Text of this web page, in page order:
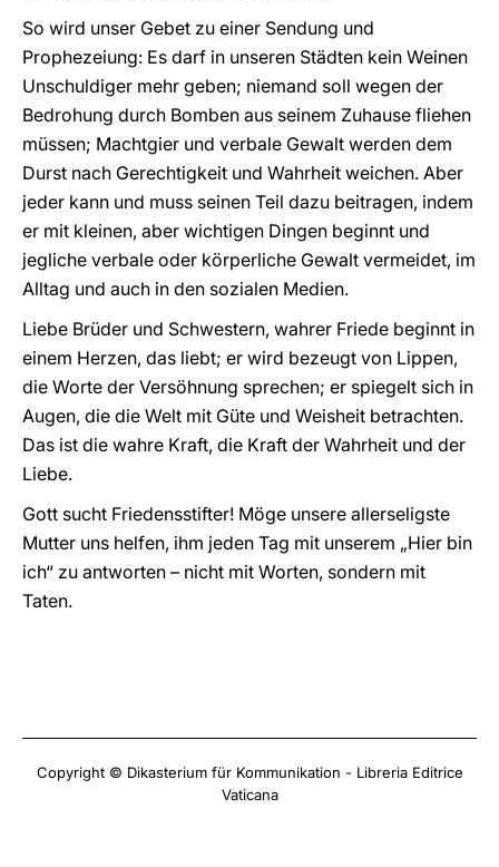
So wird unser Gebet zu einer Sendung und
Prophezeiung: Es darf in unseren Städten kein Weinen
Unschuldiger mehr geben; niemand soll wegen der
Bedrohung durch Bomben aus seinem Zuhause fliehen
müssen; Machtgier und verbale Gewalt werden dem
Durst nach Gerechtigkeit und Wahrheit weichen. Aber
jeder kann und muss seinen Teil dazu beitragen, indem
er mit kleinen, aber wichtigen Dingen beginnt und
jegliche verbale oder körperliche Gewalt vermeidet, im
Alltag und auch in den sozialen Medien.
Liebe Brüder und Schwestern, wahrer Friede beginnt in
einem Herzen, das liebt; er wird bezeugt von Lippen,
die Worte der Versöhnung sprechen; er spiegelt sich in
Augen, die die Welt mit Güte und Weisheit betrachten.
Das ist die wahre Kraft, die Kraft der Wahrheit und der
Liebe.
Gott sucht Friedensstifter! Möge unsere allerseligste
Mutter uns helfen, ihm jeden Tag mit unserem „Hier bin
ich“ zu antworten – nicht mit Worten, sondern mit
Taten.
Copyright © Dikasterium für Kommunikation - Libreria Editrice
Vaticana